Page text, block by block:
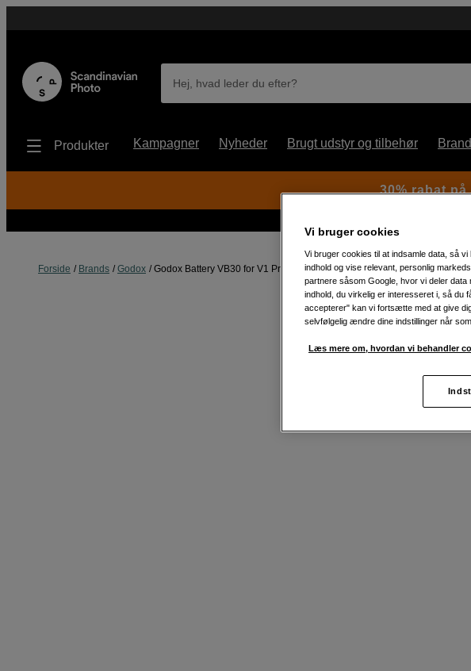
Hej, hvad leder du efter?
Produkter Kampagner Nyheder Brugt udstyr og tilbehør
Forside Brands Godox Godox Battery VB30 for V1 Pro
30% rabat
Vi bruger cookies
Vi bruger cookies til at indsamle data, så
indhold og vise relevant, personlig
partnere såsom Google, hvor vi deler
indhold, du virkelig er interesseret i, så du
accepterer" kan vi fortsætte med at give
selvfølgelig ændre dine indstillinger når
Læs mere om, hvordan vi behandler